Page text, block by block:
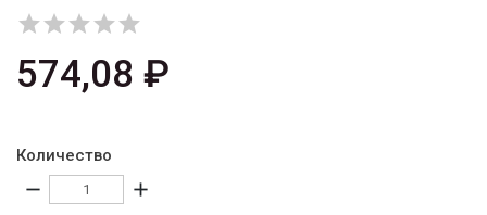

574,08 ₽
Количество
remove add